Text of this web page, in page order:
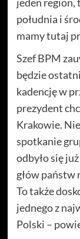
jeden region,
południa i
mamy tutaj
Szef BPM
będzie
kadencję w
prezydent
Krakowie.
spotkanie
odbyło się
głów państw
To także
jednego z
Polski –